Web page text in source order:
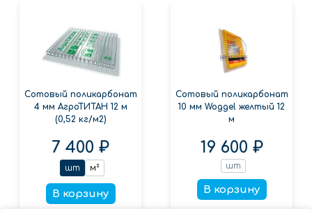
Сотовый поликарбонат
4 мм АгроТИТАН 12 м
(0,52 кг/м2)
7 400 ₽
шт м²
В корзину
Сотовый поликарбонат
10 мм Woggel желтый 12
м
19 600 ₽
шт
В корзину